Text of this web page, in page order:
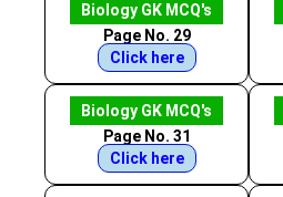
Biology GK MCQ's
Page No. 29
Click here
Biology GK MCQ's
Page No. 31
Click here